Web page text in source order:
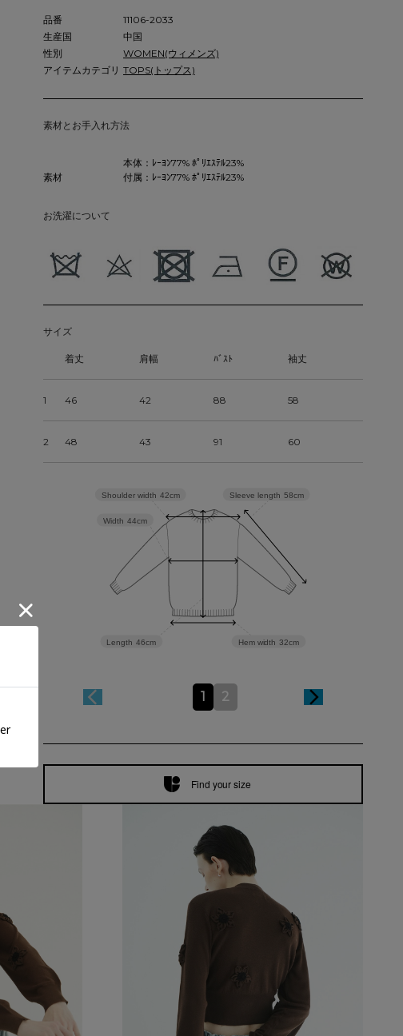
品番
11106-2033
生産国
中国
性別
WOMEN(ウィメンズ)
アイテムカテゴリ TOPS(トップス)
素材とお手入れ方法
素材
本体：ﾚｰﾖﾝ77% ﾎﾟﾘｴｽﾃﾙ23%
付属：ﾚｰﾖﾝ77% ﾎﾟﾘｴｽﾃﾙ23%
お洗濯について
サイズ
着丈 肩幅 ﾊﾞｽﾄ 袖丈
1 46 42 88 58
2 48 43 91 60
Hem width 32cm
Sleeve length 58cm
Length 46cm
Width 44cm
Shoulder width 42cm
1 2
Find your size